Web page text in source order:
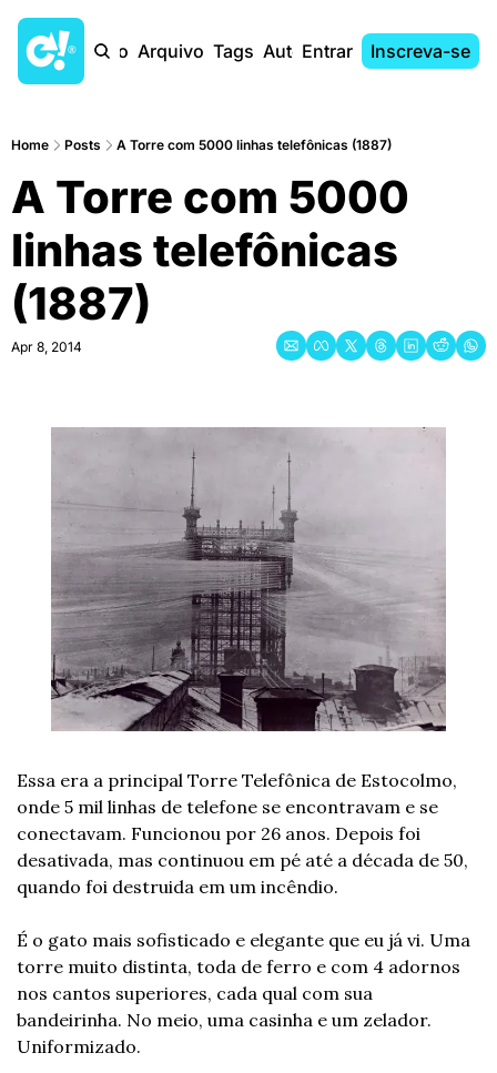
Início Arquivo Tags AutoresEntrar Inscreva-se
Home Posts A Torre com 5000 linhas telefônicas (1887)
A Torre com 5000
linhas telefônicas
(1887)
Apr 8, 2014
Essa era a principal Torre Telefônica de Estocolmo,
onde 5 mil linhas de telefone se encontravam e se
conectavam. Funcionou por 26 anos. Depois foi
desativada, mas continuou em pé até a década de 50,
quando foi destruida em um incêndio.
É o gato mais sofisticado e elegante que eu já vi. Uma
torre muito distinta, toda de ferro e com 4 adornos
nos cantos superiores, cada qual com sua
bandeirinha. No meio, uma casinha e um zelador.
Uniformizado.